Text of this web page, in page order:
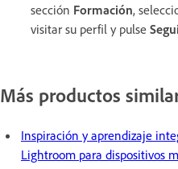
sección Formación,
visitar su perfil y pulse
Más productos
Inspiración y aprendizaje
Lightroom para dispositivos